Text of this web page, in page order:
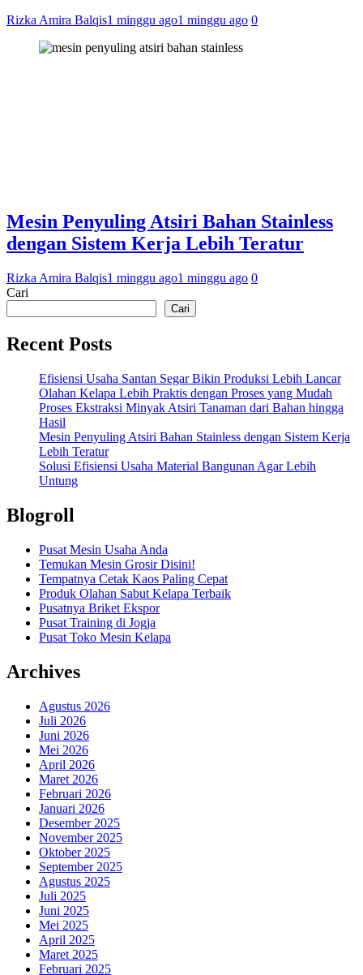
Rizka Amira Balqis1 minggu ago1 minggu ago 0
Mesin Penyuling Atsiri Bahan Stainless
dengan Sistem Kerja Lebih Teratur
Rizka Amira Balqis1 minggu ago1 minggu ago 0
Cari
Cari
Recent Posts
Efisiensi Usaha Santan Segar Bikin Produksi Lebih Lancar
Olahan Kelapa Lebih Praktis dengan Proses yang Mudah
Proses Ekstraksi Minyak Atsiri Tanaman dari Bahan hingga
Hasil
Mesin Penyuling Atsiri Bahan Stainless dengan Sistem Kerja
Lebih Teratur
Solusi Efisiensi Usaha Material Bangunan Agar Lebih
Untung
Blogroll
Pusat Mesin Usaha Anda
Temukan Mesin Grosir Disini!
Tempatnya Cetak Kaos Paling Cepat
Produk Olahan Sabut Kelapa Terbaik
Pusatnya Briket Ekspor
Pusat Training di Jogja
Pusat Toko Mesin Kelapa
Archives
Agustus 2026
Juli 2026
Juni 2026
Mei 2026
April 2026
Maret 2026
Februari 2026
Januari 2026
Desember 2025
November 2025
Oktober 2025
September 2025
Agustus 2025
Juli 2025
Juni 2025
Mei 2025
April 2025
Maret 2025
Februari 2025